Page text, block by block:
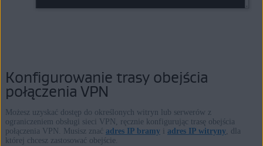
Konfigurowanie trasy obejścia
połączenia VPN
Możesz uzyskać dostęp do określonych witryn lub serwerów z
ograniczeniem obsługi sieci VPN, ręcznie konfigurując trasę obejścia
połączenia VPN. Musisz znać adres IP bramyi adres IP witryny, dla
której chcesz zastosować obejście.